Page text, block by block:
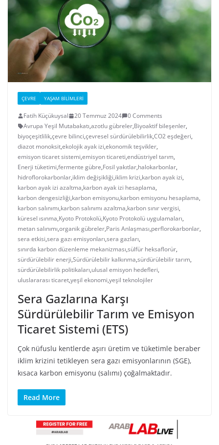
ÇEVRE YAŞAM BILIMLERI
Fatih Küçükuysal 20 Temmuz 2024
0 Comments
Avrupa Yeşil Mutabakatı,azotlu gübreler,Biyoaktif bileşenler,
biyoçeşitlilik,çevre bilinci,çevresel sürdürülebilirlik,CO2 eşdeğeri,
diazot monoksit,ekolojik ayak izi,ekonomik teşvikler,
emisyon ticaret sistemi,emisyon ticareti,endüstriyel tarım,
Enerji tüketimi,fermente gübre,Fosil yakıtlar,halokarbonlar,
hidroflorokarbonlar,iklim değişikliği,iklim krizi,karbon ayak izi,
karbon ayak izi azaltma,karbon ayak izi hesaplama,
karbon dengesizliği,karbon emisyonu,karbon emisyonu hesaplama,
karbon salınımı,karbon salınımı azaltma,karbon sınır vergisi,
küresel ısınma,Kyoto Protokolü,Kyoto Protokolü uygulamaları,
metan salınımı,organik gübreler,Paris Anlaşması,perflorokarbonlar,
sera etkisi,sera gazı emisyonları,sera gazları,
sınırda karbon düzenleme mekanizması,sülfür heksaflorür,
sürdürülebilir enerji,Sürdürülebilir kalkınma,sürdürülebilir tarım,
sürdürülebilirlik politikaları,ulusal emisyon hedefleri,
uluslararası ticaret,yeşil ekonomi,yeşil teknolojiler
Sera Gazlarına Karşı
Sürdürülebilir Tarım ve Emisyon
Ticaret Sistemi (ETS)
Çok nüfuslu kentlerde aşırı üretim ve tüketimle beraber
iklim krizini tetikleyen sera gazı emisyonlarının (SGE),
kısaca karbon emisyonu (salımı) çoğalmaktadır.
Read More